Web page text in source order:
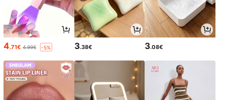
4.71€ 4.99€ -5% 3.38€ 3.08€